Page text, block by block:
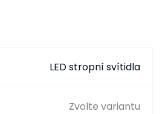
LED stropní svítidla
Zvolte variantu